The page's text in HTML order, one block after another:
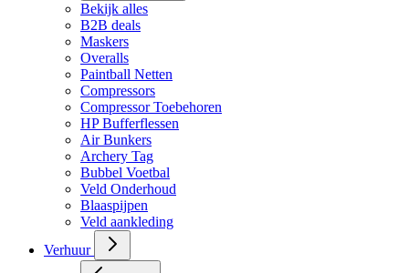
Bekijk alles
B2B deals
Maskers
Overalls
Paintball Netten
Compressors
Compressor Toebehoren
HP Bufferflessen
Air Bunkers
Archery Tag
Bubbel Voetbal
Veld Onderhoud
Blaaspijpen
Veld aankleding
Verhuur